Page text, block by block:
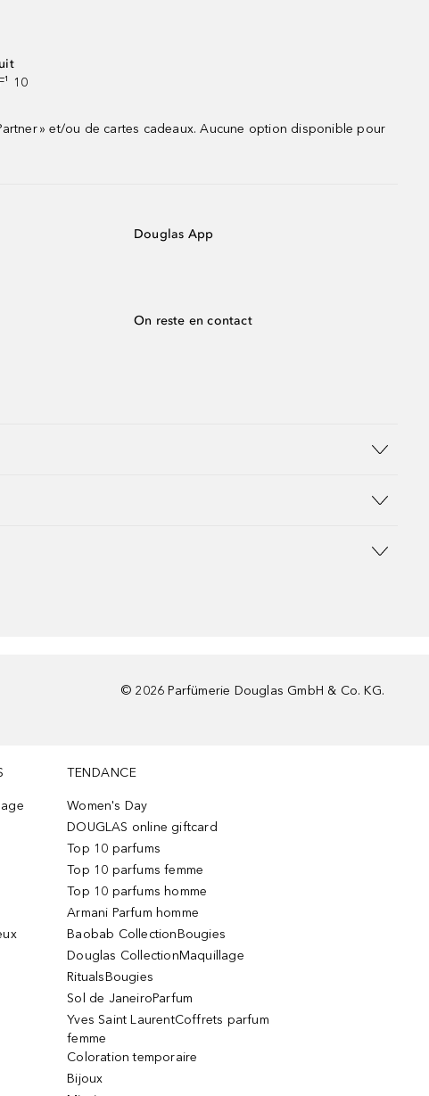
10
» et/ou de cartes cadeaux. Aucune option disponible pour
Douglas App
On reste en contact
© 2026 Parfümerie Douglas GmbH & Co. KG.
TENDANCE
Women's Day
DOUGLAS online giftcard
Top 10 parfums
Top 10 parfums femme
Top 10 parfums homme
Armani Parfum homme
Baobab CollectionBougies
Douglas CollectionMaquillage
RitualsBougies
Sol de JaneiroParfum
Yves Saint LaurentCoffrets parfum
femme
Coloration temporaire
Bijoux